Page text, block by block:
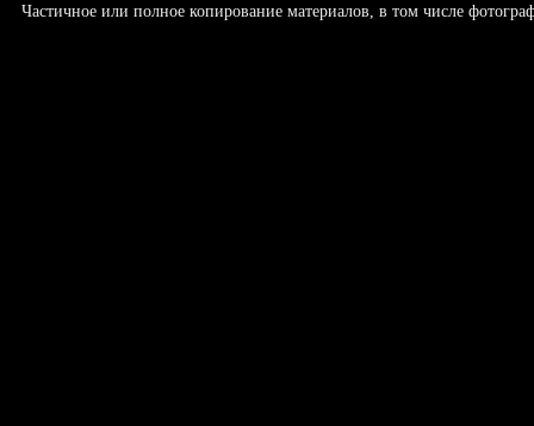
Частичное или полное копирование материалов, в том числе